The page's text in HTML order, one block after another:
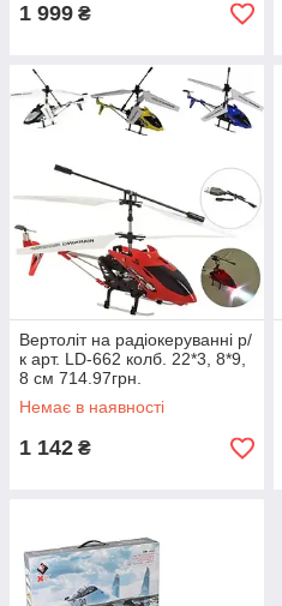
1 999 ₴
Вертоліт на радіокеруванні р/
к арт. LD-662 колб. 22*3, 8*9,
8 см 714.97грн.
Немає в наявності
1 142 ₴